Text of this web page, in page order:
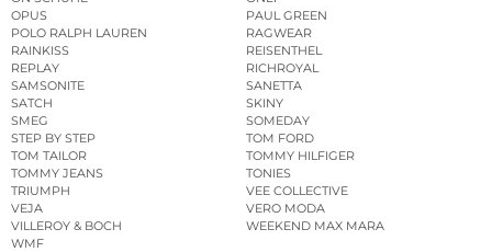
OPUS
PAUL GREEN
POLO RALPH LAUREN
RAGWEAR
RAINKISS
REISENTHEL
REPLAY
RICHROYAL
SAMSONITE
SANETTA
SATCH
SKINY
SMEG
SOMEDAY
STEP BY STEP
TOM FORD
TOM TAILOR
TOMMY HILFIGER
TOMMY JEANS
TONIES
TRIUMPH
VEE COLLECTIVE
VEJA
VERO MODA
VILLEROY & BOCH
WEEKEND MAX MARA
WMF